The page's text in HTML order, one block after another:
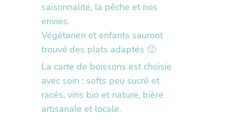
saisonnalité, la pêche et nos
envies.
Végétarien et enfants sauront
trouvé des plats adaptés 🙂
La carte de boissons est choisie
avec soin : softs peu sucré et
racés, vins bio et nature, bière
artisanale et locale.